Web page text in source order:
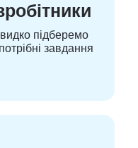
підберемо
завдання